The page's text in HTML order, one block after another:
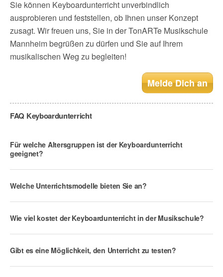
Sie können Keyboardunterricht unverbindlich
ausprobieren und feststellen, ob Ihnen unser Konzept
zusagt. Wir freuen uns, Sie in der TonARTe Musikschule
Mannheim begrüßen zu dürfen und Sie auf Ihrem
musikalischen Weg zu begleiten!
Melde Dich an
FAQ Keyboardunterricht
Für welche Altersgruppen ist der Keyboardunterricht
geeignet?
Welche Unterrichtsmodelle bieten Sie an?
Wie viel kostet der Keyboardunterricht in der Musikschule?
Gibt es eine Möglichkeit, den Unterricht zu testen?